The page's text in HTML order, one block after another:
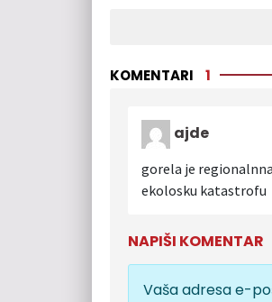
KOMENTARI 1
ajde
gorela je
ekolosku katastrofu
NAPIŠI KOMENTAR
Vaša adresa e-